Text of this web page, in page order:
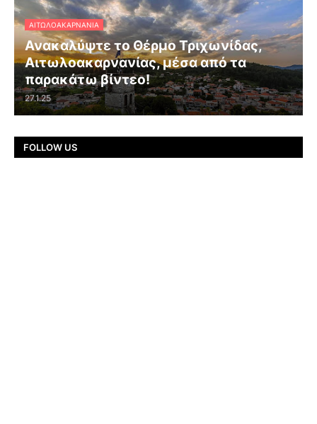
ΑΙΤΩΛΟΑΚΑΡΝΑΝΊΑ
Ανακαλύψτε το Θέρμο Τριχωνίδας,
Αιτωλοακαρνανίας, μέσα από τα
παρακάτω βίντεο!
27.1.25
FOLLOW US